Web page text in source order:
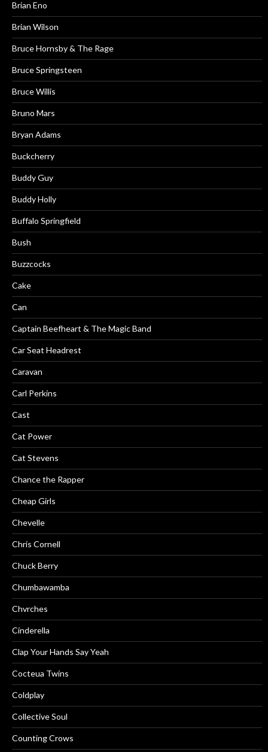
Brian Eno
Brian Wilson
Bruce Hornsby & The Rage
Bruce Springsteen
Bruce Willis
Bruno Mars
Bryan Adams
Buckcherry
Buddy Guy
Buddy Holly
Buffalo Springfield
Bush
Buzzcocks
Cake
Can
Captain Beefheart & The Magic Band
Car Seat Headrest
Caravan
Carl Perkins
Cast
Cat Power
Cat Stevens
Chance the Rapper
Cheap Girls
Chevelle
Chris Cornell
Chuck Berry
Chumbawamba
Chvrches
Cinderella
Clap Your Hands Say Yeah
Cocteua Twins
Coldplay
Collective Soul
Counting Crows